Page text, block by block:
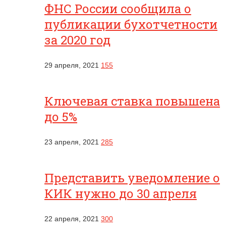
ФНС России сообщила о
публикации бухотчетности
за 2020 год
29 апреля, 2021 155
Ключевая ставка повышена
до 5%
23 апреля, 2021 285
Представить уведомление о
КИК нужно до 30 апреля
22 апреля, 2021 300